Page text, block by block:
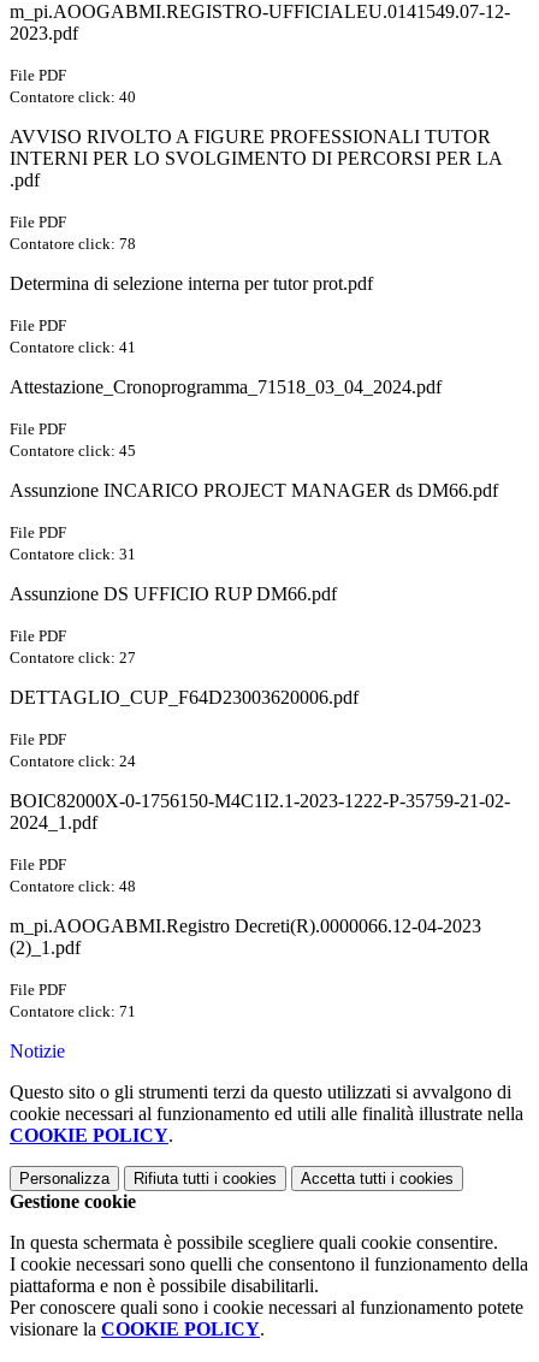
m_pi.AOOGABMI.REGISTRO-UFFICIALEU.0141549.07-12-
2023.pdf
File PDF
Contatore click: 40
AVVISO RIVOLTO A FIGURE PROFESSIONALI TUTOR
INTERNI PER LO SVOLGIMENTO DI PERCORSI PER LA
.pdf
File PDF
Contatore click: 78
Determina di selezione interna per tutor prot.pdf
File PDF
Contatore click: 41
Attestazione_Cronoprogramma_71518_03_04_2024.pdf
File PDF
Contatore click: 45
Assunzione INCARICO PROJECT MANAGER ds DM66.pdf
File PDF
Contatore click: 31
Assunzione DS UFFICIO RUP DM66.pdf
File PDF
Contatore click: 27
DETTAGLIO_CUP_F64D23003620006.pdf
File PDF
Contatore click: 24
BOIC82000X-0-1756150-M4C1I2.1-2023-1222-P-35759-21-02-
2024_1.pdf
File PDF
Contatore click: 48
m_pi.AOOGABMI.Registro Decreti(R).0000066.12-04-2023
(2)_1.pdf
File PDF
Contatore click: 71
Notizie
Questo sito o gli strumenti terzi da questo utilizzati si avvalgono di
cookie necessari al funzionamento ed utili alle finalità illustrate nella
COOKIE POLICY.
Personalizza Rifiuta tutti i cookies Accetta tutti i cookies
Gestione cookie
In questa schermata è possibile scegliere quali cookie consentire.
I cookie necessari sono quelli che consentono il funzionamento della
piattaforma e non è possibile disabilitarli.
Per conoscere quali sono i cookie necessari al funzionamento potete
visionare la COOKIE POLICY.